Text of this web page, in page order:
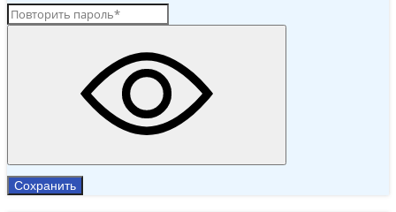
Сохранить